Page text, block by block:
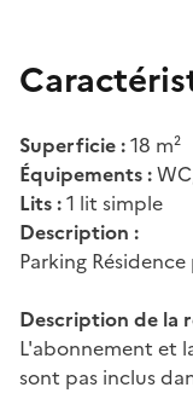
Superficie :18 m²
Équipements :
Lits :1 lit simple
Description :
Parking
Description de la
L'abonnement et
sont pas inclus